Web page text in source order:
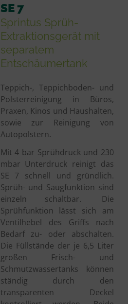
SE 7
Sprintus Sprüh-
Extraktionsgerät mit
separatem
Entschäumertank
Teppich-, Teppichboden- und
Polsterreinigung in Büros,
Praxen, Kinos und Haushalten,
sowie zur Reinigung von
Autopolstern.
Mit 4 bar Sprühdruck und 230
mbar Unterdruck reinigt das
SE 7 schnell und gründlich.
Sprüh- und Saugfunktion sind
einzeln schaltbar.
Die
Sprühfunktion lässt sich am
Ventilhebel des Griffs nach
Bedarf zu- oder abschalten.
Die Füllstände der je 6,5 Liter
großen Frisch- und
Schmutzwassertanks können
ständig durch den
transparenten Deckel